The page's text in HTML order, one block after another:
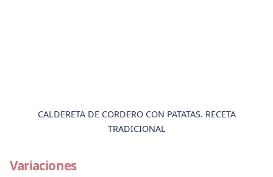
CALDERETA DE CORDERO CON PATATAS. RECETA
TRADICIONAL
Variaciones